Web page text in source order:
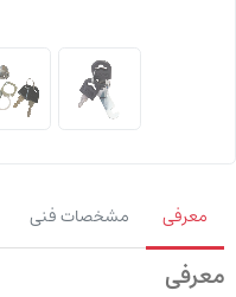
معرفی مشخصات فنی
معرفی